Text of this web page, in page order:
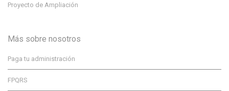
Proyecto de Ampliación
Más sobre nosotros
Paga tu administración
FPQRS